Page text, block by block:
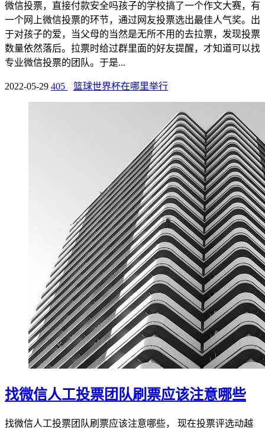
微信投票，直接付款安全吗孩子的学校搞了一个作文大赛，有
一个网上微信投票的环节，通过网友投票选出最佳人气奖。出
于对孩子的爱，当父母的当然是无所不用的去拉票，发现投票
数量依然落后。拉票时给过群里面的好友提醒，才知道可以找
专业微信投票的团队。于是...
2022-05-29 405 篮球世界杯在哪里举行
找微信人工投票团队刷票应该注意哪些
找微信人工投票团队刷票应该注意哪些， 现在投票评选动越